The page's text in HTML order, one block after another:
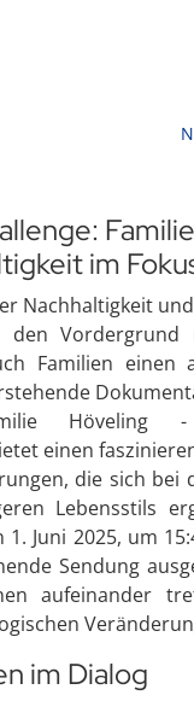
im
Nachhaltigkeit
Vordergrund
Familien einen
einen
die sich bei
Lebensstils
Juni 2025, um
Sendung
aufeinander
im Dialog